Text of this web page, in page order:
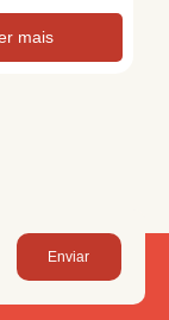
mais
Enviar